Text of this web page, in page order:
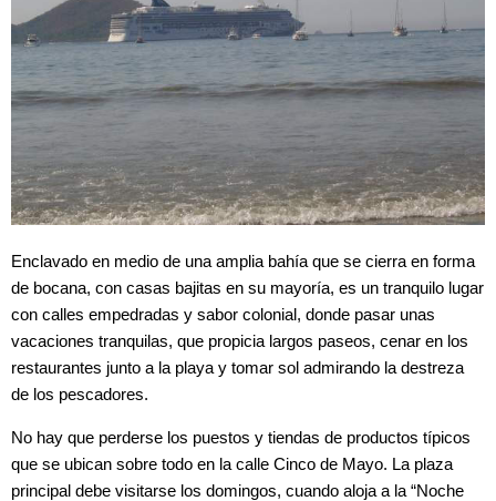
Enclavado en medio de una amplia bahía que se cierra en forma
de bocana, con casas bajitas en su mayoría, es un tranquilo lugar
con calles empedradas y sabor colonial, donde pasar unas
vacaciones tranquilas, que propicia largos paseos, cenar en los
restaurantes junto a la playa y tomar sol admirando la destreza
de los pescadores.
No hay que perderse los puestos y tiendas de productos típicos
que se ubican sobre todo en la calle Cinco de Mayo. La plaza
principal debe visitarse los domingos, cuando aloja a la “Noche